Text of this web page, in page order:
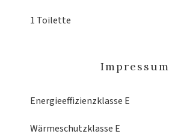
1 Toilette
Impressum
Energieeffizienzklasse E
Wärmeschutzklasse E